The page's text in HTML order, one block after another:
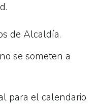
de Alcaldía.
se someten a
para el calendario